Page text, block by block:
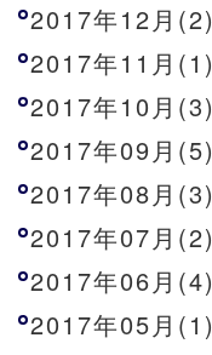
2017年12月(2)
2017年11月(1)
2017年10月(3)
2017年09月(5)
2017年08月(3)
2017年07月(2)
2017年06月(4)
2017年05月(1)